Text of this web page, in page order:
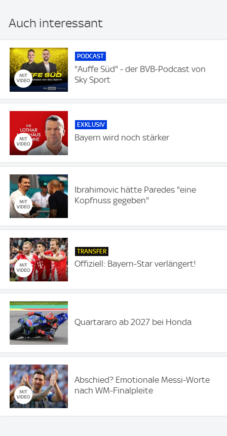
Auch interessant
PODCAST
"Auffe Süd" - der BVB-Podcast von
Sky Sport
EXKLUSIV
Bayern wird noch stärker
Ibrahimovic hätte Paredes "eine
Kopfnuss gegeben"
TRANSFER
Offiziell: Bayern-Star verlängert!
Quartararo ab 2027 bei Honda
Abschied? Emotionale Messi-Worte
nach WM-Finalpleite